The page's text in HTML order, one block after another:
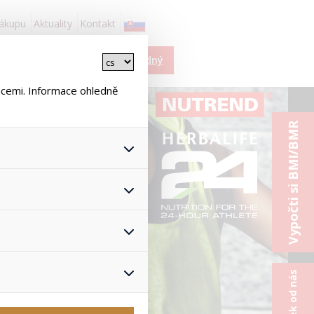
Vypočti si BMI/BMR
Aktuality Kontakt
Košík je prázdný
Informace ohledně
s uživáním cookies. Pro
nedokážeme zjistit
se nevhodným